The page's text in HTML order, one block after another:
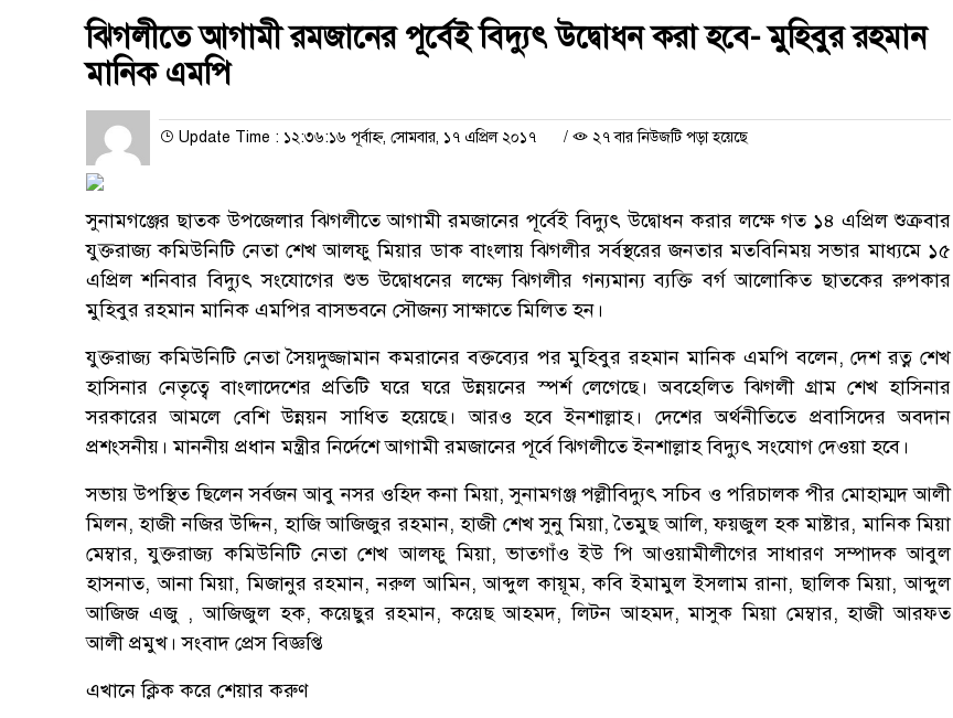
ঝিগলীতে আগামী রমজানের পূর্বেই বিদ্যুৎ উদ্বোধন করা হবে- মুহিবুর রহমান
মানিক এমপি
Update Time : ১২:৩৬:১৬ পূর্বাহ্ন, সোমবার, ১৭ এপ্রিল ২০১৭ / ২৭ বার নিউজটি পড়া হয়েছে
সুনামগঞ্জের ছাতক উপজেলার ঝিগলীতে আগামী রমজানের পূর্বেই বিদ্যুৎ উদ্বোধন করার লক্ষে গত ১৪ এপ্রিল শুক্রবার
যুক্তরাজ্য কমিউনিটি নেতা শেখ আলফু মিয়ার ডাক বাংলায় ঝিগলীর সর্বস্থরের জনতার মতবিনিময় সভার মাধ্যমে ১৫
এপ্রিল শনিবার বিদ্যুৎ সংযোগের শুভ উদ্বোধনের লক্ষ্যে ঝিগলীর গন্যমান্য ব্যক্তি বর্গ আলোকিত ছাতকের রুপকার
মুহিবুর রহমান মানিক এমপির বাসভবনে সৌজন্য সাক্ষাতে মিলিত হন।
যুক্তরাজ্য কমিউনিটি নেতা সৈয়দুজ্জামান কমরানের বক্তব্যের পর মুহিবুর রহমান মানিক এমপি বলেন, দেশ রত্ন শেখ
হাসিনার নেতৃত্বে বাংলাদেশের প্রতিটি ঘরে ঘরে উন্নয়নের স্পর্শ লেগেছে। অবহেলিত ঝিগলী গ্রাম শেখ হাসিনার
সরকারের আমলে বেশি উন্নয়ন সাধিত হয়েছে। আরও হবে ইনশাল্লাহ। দেশের অর্থনীতিতে প্রবাসিদের অবদান
প্রশংসনীয়। মাননীয় প্রধান মন্ত্রীর নির্দেশে আগামী রমজানের পূর্বে ঝিগলীতে ইনশাল্লাহ বিদ্যুৎ সংযোগ দেওয়া হবে।
সভায় উপস্থিত ছিলেন সর্বজন আবু নসর ওহিদ কনা মিয়া, সুনামগঞ্জ পল্লীবিদ্যুৎ সচিব ও পরিচালক পীর মোহাম্মদ আলী
মিলন, হাজী নজির উদ্দিন, হাজি আজিজুর রহমান, হাজী শেখ সুনু মিয়া, তৈমুছ আলি, ফয়জুল হক মাষ্টার, মানিক মিয়া
মেম্বার,যুক্তরাজ্য কমিউনিটি নেতা শেখ আলফু মিয়া, ভাতগাঁও ইউ পি আওয়ামীলীগের সাধারণ সম্পাদক আবুল
হাসনাত,আনা মিয়া, মিজানুর রহমান, নরুল আমিন, আব্দুল কায়ূম, কবি ইমামুল ইসলাম রানা, ছালিক মিয়া, আব্দুল
আজিজ এজু , আজিজুল হক, কয়েছুর রহমান, কয়েছ আহমদ, লিটন আহমদ,মাসুক মিয়া মেম্বার, হাজী আরফত
আলীপ্রমুখ। সংবাদ প্রেস বিজ্ঞপ্তি
এখানে ক্লিক করে শেয়ার করুণ